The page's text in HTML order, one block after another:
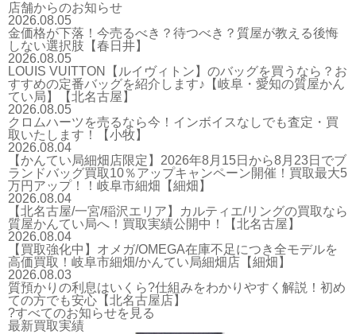
店舗からのお知らせ
2026.08.05
金価格が下落！今売るべき？待つべき？質屋が教える後悔
しない選択肢【春日井】
2026.08.05
LOUIS VUITTON【ルイヴィトン】のバッグを買うなら？お
すすめの定番バッグを紹介します♪【岐阜・愛知の質屋かん
てい局】【北名古屋】
2026.08.05
クロムハーツを売るなら今！インボイスなしでも査定・買
取いたします！【小牧】
2026.08.04
【かんてい局細畑店限定】2026年8月15日から8月23日でブ
ランドバッグ買取10％アップキャンペーン開催！買取最大5
万円アップ！！岐阜市細畑【細畑】
2026.08.04
【北名古屋/一宮/稲沢エリア】カルティエ/リングの買取なら
質屋かんてい局へ！買取実績公開中！【北名古屋】
2026.08.04
【買取強化中】オメガ/OMEGA在庫不足につき全モデルを
高価買取！岐阜市細畑/かんてい局細畑店【細畑】
2026.08.03
質預かりの利息はいくら?仕組みをわかりやすく解説！初め
ての方でも安心【北名古屋店】
?すべてのお知らせを見る
最新買取実績